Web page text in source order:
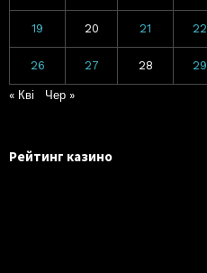
19 20 21 22
26 27 28 29
« Кві Чер »
Рейтинг казино